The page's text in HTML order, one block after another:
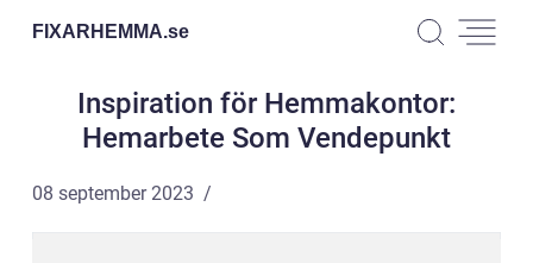
FIXARHEMMA.se
Inspiration för Hemmakontor:
Hemarbete Som Vendepunkt
08 september 2023